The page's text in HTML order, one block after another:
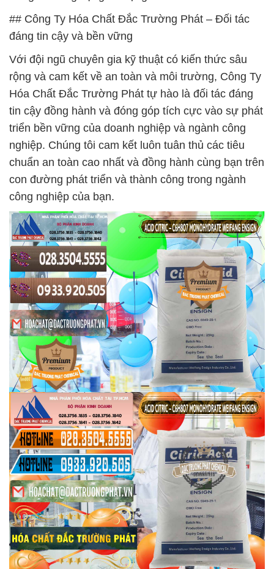
## Công Ty Hóa Chất Đắc Trường Phát – Đối tác
đáng tin cậy và bền vững
Với đội ngũ chuyên gia kỹ thuật có kiến thức sâu
rộng và cam kết về an toàn và môi trường, Công Ty
Hóa Chất Đắc Trường Phát tự hào là đối tác đáng
tin cậy đồng hành và đóng góp tích cực vào sự phát
triển bền vững của doanh nghiệp và ngành công
nghiệp. Chúng tôi cam kết luôn tuân thủ các tiêu
chuẩn an toàn cao nhất và đồng hành cùng bạn trên
con đường phát triển và thành công trong ngành
công nghiệp của bạn.